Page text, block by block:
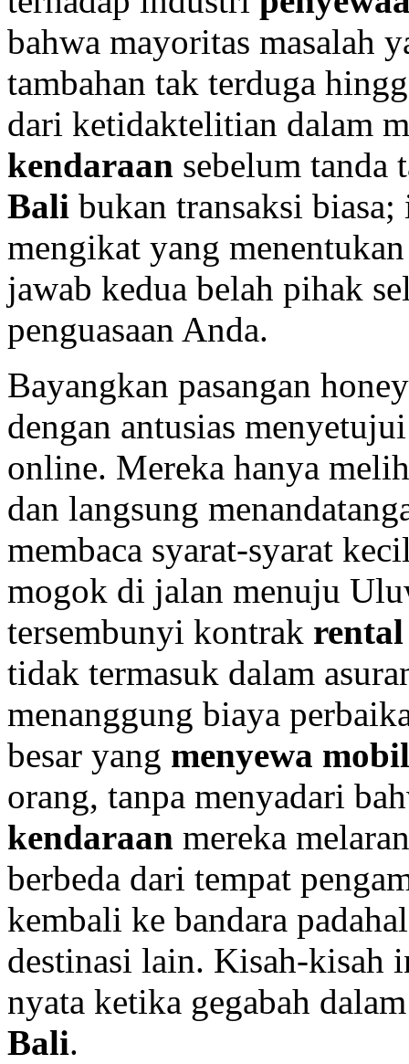
bahwa mayoritas masalah
tambahan tak terduga
dari ketidaktelitian dalam
kendaraan sebelum tanda
Bali bukan transaksi
mengikat yang
jawab kedua belah pihak
penguasaan Anda.
Bayangkan pasangan
dengan antusias
online. Mereka hanya
dan langsung
membaca syarat-syarat
mogok di jalan menuju
tersembunyi kontrak
tidak termasuk dalam
menanggung biaya
besar yang menyewa mobil
orang, tanpa menyadari
kendaraan mereka
berbeda dari tempat
kembali ke bandara
destinasi lain. Kisah-
nyata ketika gegabah
Bali.